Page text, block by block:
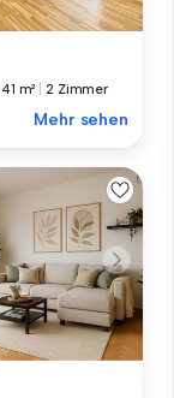
41 m² |2 Zimmer
Mehr sehen